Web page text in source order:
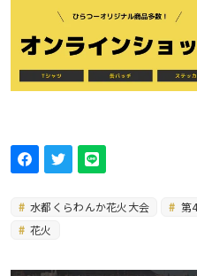
水都くらわんか花火大会
第
花火